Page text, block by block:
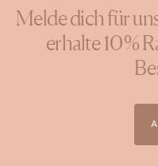
Melde dich für
erhalte 10 %